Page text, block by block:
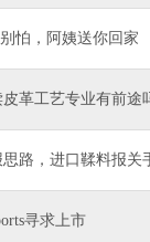
怕，阿姨送你回家
革工艺专业有前途
路，进口鞣料报关
寻求上市